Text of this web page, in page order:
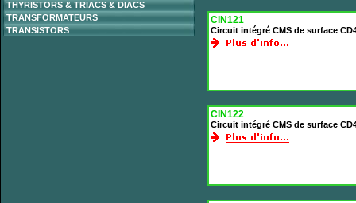
THYRISTORS & TRIACS & DIACS
TRANSFORMATEURS
TRANSISTORS
CIN121
Circuit intégré CMS de surface
CIN122
Circuit intégré CMS de surface